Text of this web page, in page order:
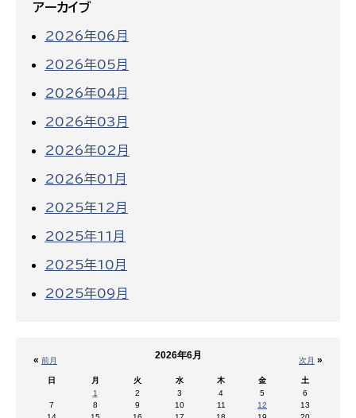
アーカイブ
2026年06月
2026年05月
2026年04月
2026年03月
2026年02月
2026年01月
2025年12月
2025年11月
2025年10月
2025年09月
« 前月 次月 »
2026年6月
日 月 火 水 木 金
土
1
2 3 4 5
6
7
8 9 10 11 12
13